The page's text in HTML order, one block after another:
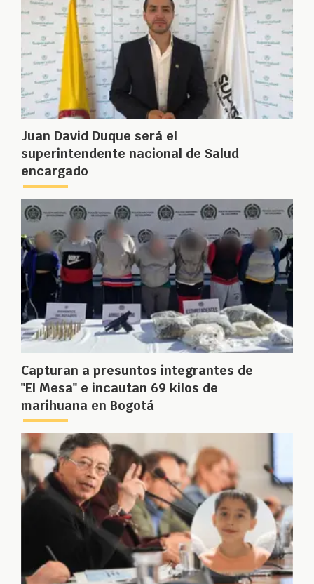
Juan David Duque será el
superintendente nacional de Salud
encargado
Capturan a presuntos integrantes de
"El Mesa" e incautan 69 kilos de
marihuana en Bogotá